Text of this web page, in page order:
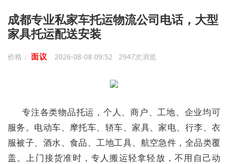
成都专业私家车托运物流公司电话，大型
家具托运配送安装
价格： 面议 2026-08-08 09:52 2947次浏览
专注各类物品托运，个人、商户、工地、企业均可
服务。电动车、摩托车、轿车、家具、家电、行李、衣
服被子、酒水、食品、工地工具、航空急件，全品类覆
盖。上门接货准时，专人搬运轻拿轻放，不用自己动